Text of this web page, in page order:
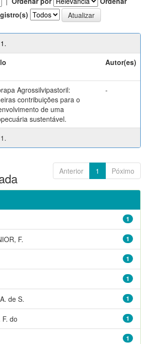
Autor(es)
Agrossilvipastoril:
contribuições para o
de uma
sustentável.
-
Anterior 1 Póximo
1
1
F.
1
1
1
de S.
1
F. do
1